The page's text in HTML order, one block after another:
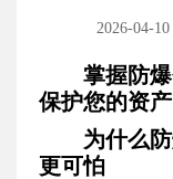
2026-04-10
掌握防
保护您的资产
为什么
更可怕